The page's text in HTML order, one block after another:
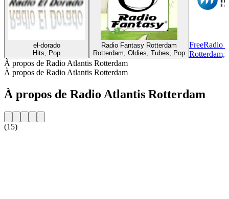
el-dorado
Hits, Pop
Radio Fantasy Rotterdam
Rotterdam, Oldies, Tubes, Pop
FreeRadio
Rotterdam,
À propos de Radio Atlantis Rotterdam
À propos de Radio Atlantis Rotterdam
À propos de Radio Atlantis Rotterdam
(15)